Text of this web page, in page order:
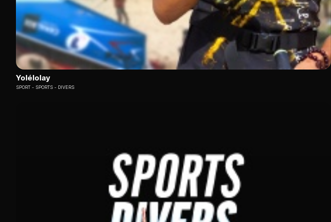
Yolélolay
SPORT SPORTS - DIVERS